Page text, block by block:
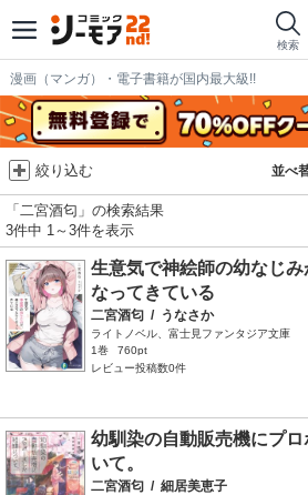
検索
漫画（マンガ）・電子書籍が国内最大級!!
並べ
絞り込む
「二宮酒匂」の検索結果
3件中 1～3件を表示
生意気で神絵師の幼なじみ
なってきている
二宮酒匂 / うなさか
ライトノベル、富士見ファンタジア文庫
1巻
760pt
レビュー投稿数0件
幼馴染の自動販売機にプ
いて。
二宮酒匂 / 細居美恵子